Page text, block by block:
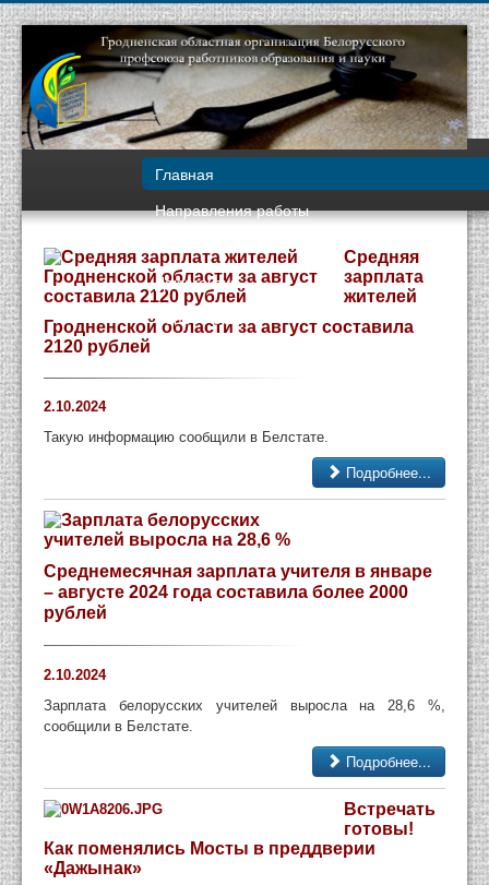
Главная
Направления работы
Документы
Вопрос-ответ
Средняя
зарплата
жителей
Гродненской области за август составила
2120 рублей
2.10.2024
Такую информацию сообщили в Белстате.
Подробнее...
Среднемесячная зарплата учителя в январе
– августе 2024 года составила более 2000
рублей
2.10.2024
Зарплата белорусских учителей выросла на 28,6 %,
сообщили в Белстате.
Подробнее...
Встречать
готовы!
Как поменялись Мосты в преддверии
«Дажынак»